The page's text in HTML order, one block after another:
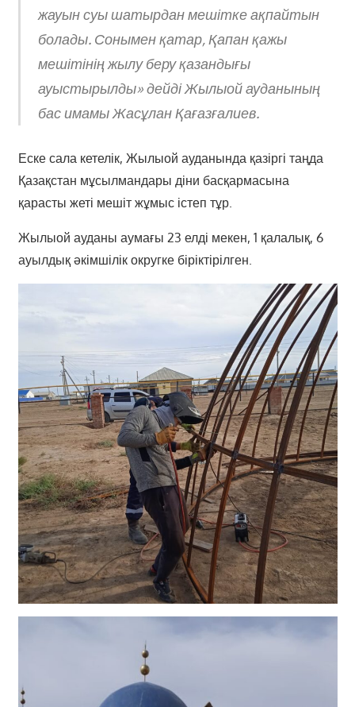
жауын суы шатырдан мешітке ақпайтын
болады. Сонымен қатар, Қапан қажы
мешітінің жылу беру қазандығы
ауыстырылды» дейді Жылыой ауданының
бас имамы Жасұлан Қағазғалиев.
Еске сала кетелік, Жылыой ауданында қазіргі таңда
Қазақстан мұсылмандары діни басқармасына
қарасты жеті мешіт жұмыс істеп тұр.
Жылыой ауданы аумағы 23 елді мекен, 1 қалалық, 6
ауылдық әкімшілік округке біріктірілген.